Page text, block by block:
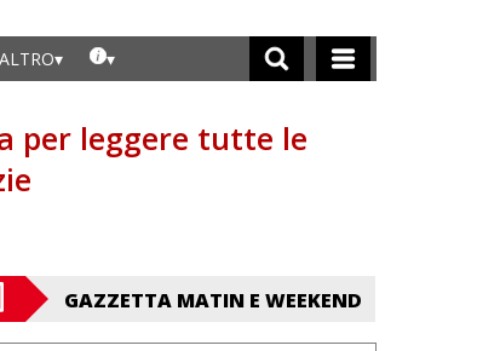
ALTRO
per leggere tutte le
GAZZETTA MATIN E WEEKEND